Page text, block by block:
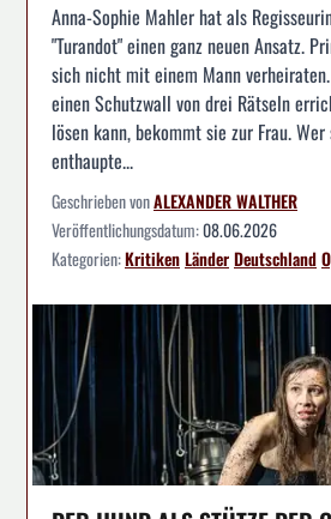
Anna-Sophie Mahler hat als
"Turandot" einen ganz neuen Ansatz.
sich nicht mit einem Mann
einen Schutzwall von drei Rätseln
lösen kann, bekommt sie zur Frau.
enthaupte...
Geschrieben vonALEXANDER WALTHER
Veröffentlichungsdatum:08.06.2026
Kategorien:KritikenLänderDeutschland